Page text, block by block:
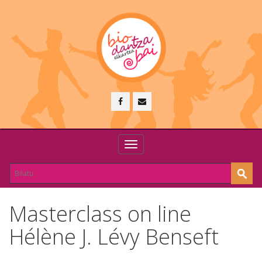
Toggle
navigation
Masterclass on line
Hélène J. Lévy Benseft